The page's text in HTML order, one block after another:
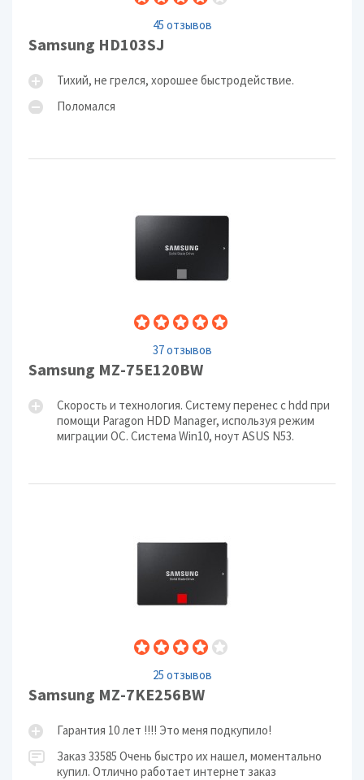
45 отзывов
Samsung HD103SJ
Тихий, не грелся, хорошее быстродействие.
Поломался
37 отзывов
Samsung MZ-75E120BW
Скорость и технология. Систему перенес с hdd при
помощи Paragon HDD Manager, используя режим
миграции ОС. Система Win10, ноут ASUS N53.
25 отзывов
Samsung MZ-7KE256BW
Гарантия 10 лет !!!! Это меня подкупило!
Заказ 33585 Очень быстро их нашел, моментально
купил. Отлично работает интернет заказ